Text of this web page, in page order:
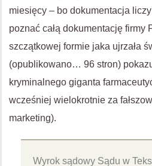
miesięcy – bo dokumentacja
poznać całą dokumentację firmy
szczątkowej formie jaka ujrzała
(opublikowano… 96 stron)
kryminalnego giganta
wcześniej wielokrotnie za
marketing).
Wyrok sądowy Sądu w